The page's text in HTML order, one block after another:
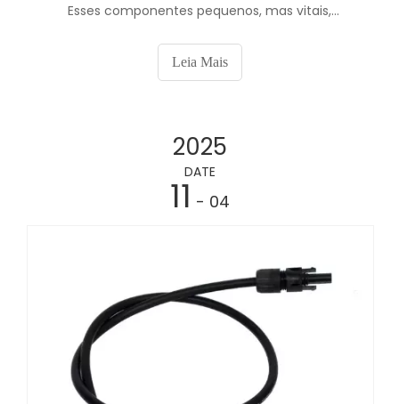
Esses componentes pequenos, mas vitais,
eficiente e segura.
Leia Mais
2025
DATE
11 - 04